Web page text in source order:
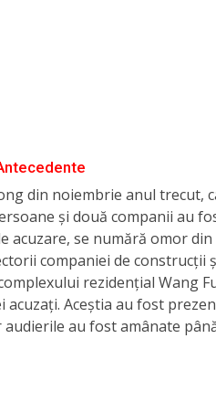
din noiembrie anul trecut,
și două companii au
acuzare, se numără omor din
companiei de construcții
rezidențial Wang
Aceștia au fost
au fost amânate